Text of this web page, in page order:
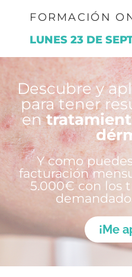
FORMACIÓN
LUNES 23 DE
Descubre y
para tener
en
Y como
facturación
5.000€ con los
¡Me